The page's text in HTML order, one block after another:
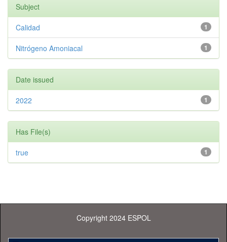
Subject
1
Calidad
1
Nitrógeno Amoniacal
Date issued
1
2022
Has File(s)
1
true
Copyright 2024 ESPOL